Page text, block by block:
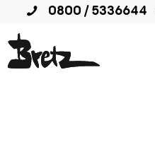
0800 / 5336644